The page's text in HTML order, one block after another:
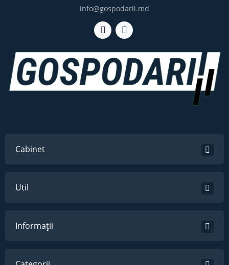
info@gospodarii.md
Cabinet
Util
Informații